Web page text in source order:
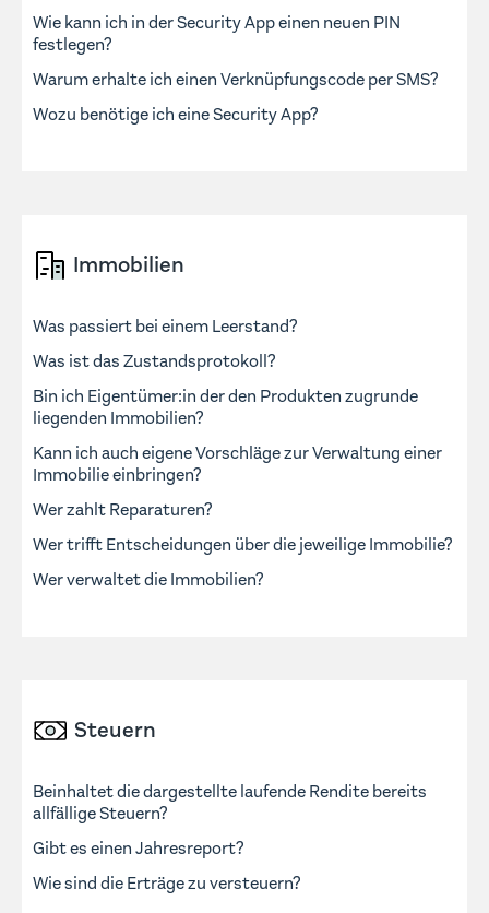
Wie kann ich in der Security App einen neuen PIN
festlegen?
Warum erhalte ich einen Verknüpfungscode per SMS?
Wozu benötige ich eine Security App?
Immobilien
Was passiert bei einem Leerstand?
Was ist das Zustandsprotokoll?
Bin ich Eigentümer:in der den Produkten zugrunde
liegenden Immobilien?
Kann ich auch eigene Vorschläge zur Verwaltung einer
Immobilie einbringen?
Wer zahlt Reparaturen?
Wer trifft Entscheidungen über die jeweilige Immobilie?
Wer verwaltet die Immobilien?
Steuern
Beinhaltet die dargestellte laufende Rendite bereits
allfällige Steuern?
Gibt es einen Jahresreport?
Wie sind die Erträge zu versteuern?